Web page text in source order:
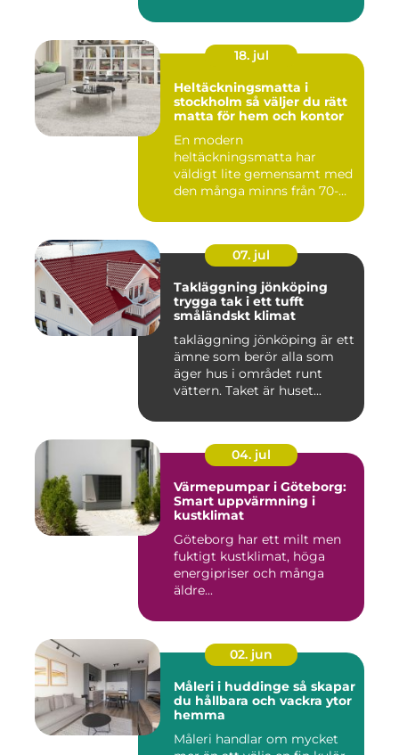
18. jul
Heltäckningsmatta i
stockholm så väljer du rätt
matta för hem och kontor
En modern
heltäckningsmatta har
väldigt lite gemensamt med
den många minns från 70-
07. jul
Takläggning jönköping
trygga tak i ett tufft
småländskt klimat
takläggning jönköping är ett
ämne som berör alla som
äger hus i området runt
vättern. Taket är huset...
04. jul
Värmepumpar i Göteborg:
Smart uppvärmning i
kustklimat
Göteborg har ett milt men
fuktigt kustklimat, höga
energipriser och många
äldre...
02. jun
Måleri i huddinge så skapar
du hållbara och vackra ytor
hemma
Måleri handlar om mycket